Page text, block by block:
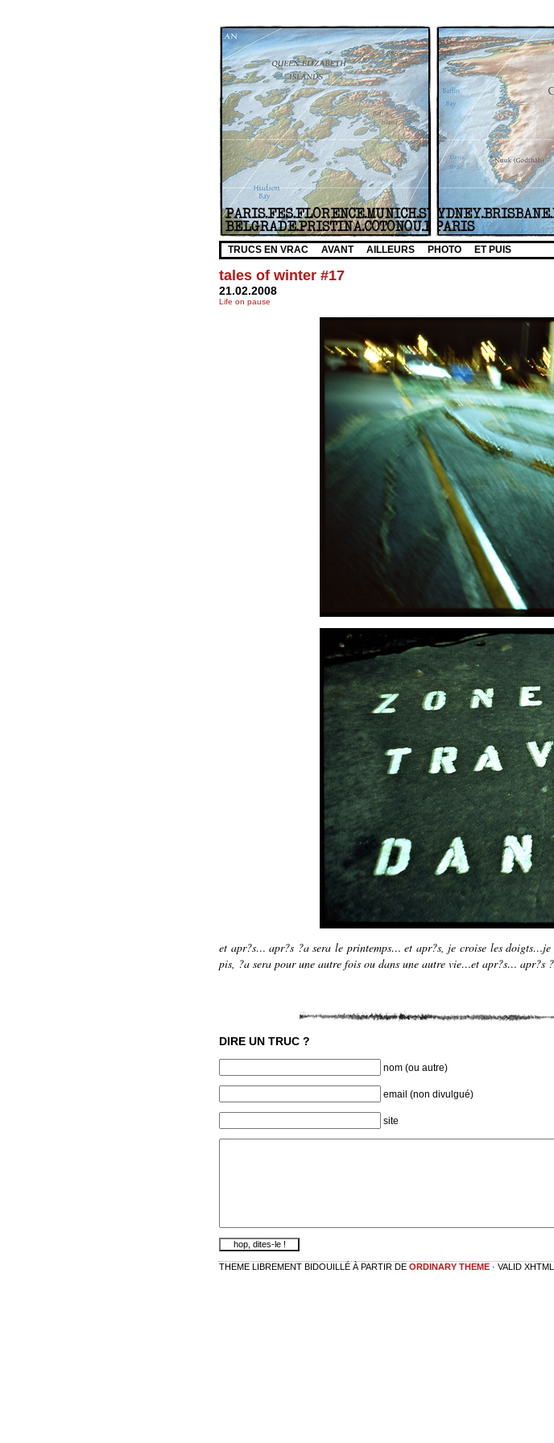
TRUCS EN VRAC AVANT AILLEURS PHOTO ET PUIS
tales of winter #17
21.02.2008
Life on pause
et apr?s… apr?s ?a sera le printemps… et apr?s, je croise les
pis, ?a sera pour une autre fois ou dans une autre vie…et apr?s… apr?s
DIRE UN TRUC ?
nom (ou autre)
email (non divulgué)
site
THEME LIBREMENT BIDOUILLÉ À PARTIR DE ORDINARY THEME · VALID